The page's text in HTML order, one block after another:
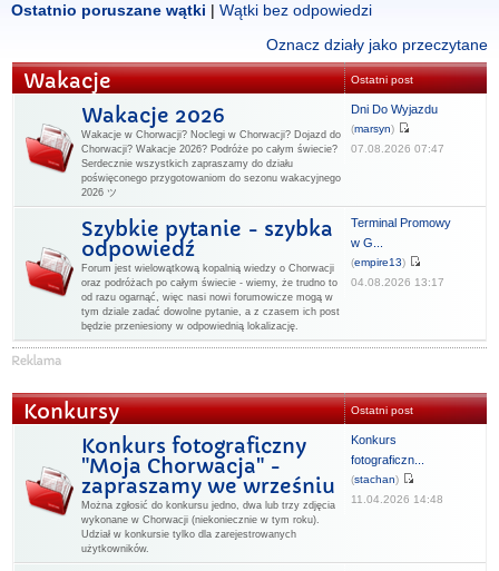
Ostatnio poruszane wątki | Wątki bez odpowiedzi
Oznacz działy jako przeczytane
Wakacje Ostatni post
Wakacje 2026
Wakacje w Chorwacji? Noclegi w Chorwacji? Dojazd do
Chorwacji? Wakacje 2026? Podróże po całym świecie?
Serdecznie wszystkich zapraszamy do działu
poświęconego przygotowaniom do sezonu wakacyjnego
2026 ツ
Dni Do Wyjazdu
(marsyn)
07.08.2026 07:47
Szybkie pytanie - szybka
odpowiedź
Forum jest wielowątkową kopalnią wiedzy o Chorwacji
oraz podróżach po całym świecie - wiemy, że trudno to
od razu ogarnąć, więc nasi nowi forumowicze mogą w
tym dziale zadać dowolne pytanie, a z czasem ich post
będzie przeniesiony w odpowiednią lokalizację.
Terminal Promowy
w G...
(empire13)
04.08.2026 13:17
Konkursy Ostatni post
Konkurs fotograficzny
"Moja Chorwacja" -
zapraszamy we wrześniu
Można zgłosić do konkursu jedno, dwa lub trzy zdjęcia
wykonane w Chorwacji (niekoniecznie w tym roku).
Udział w konkursie tylko dla zarejestrowanych
użytkowników.
Konkurs
fotograficzn...
(stachan)
11.04.2026 14:48